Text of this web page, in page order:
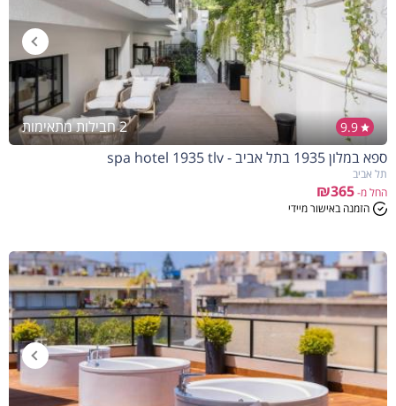
9.9
2 חבילות מתאימות
ספא במלון 1935 בתל אביב - spa hotel 1935 tlv
תל אביב
החל מ-₪365
הזמנה באישור מיידי